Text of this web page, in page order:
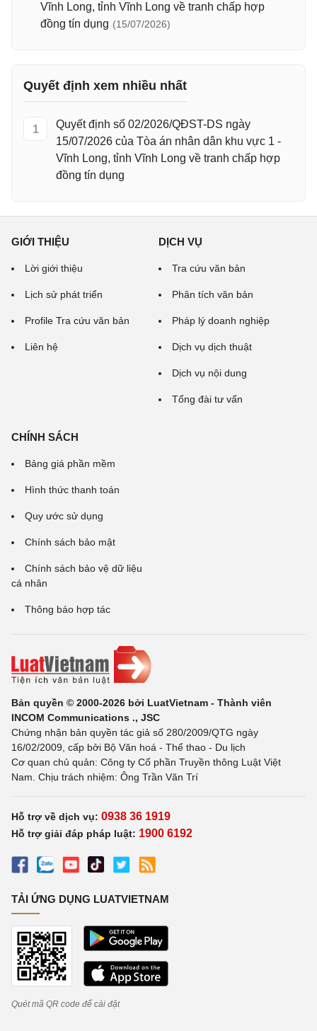
Vĩnh Long, tỉnh Vĩnh Long về tranh chấp hợp
đồng tín dụng (15/07/2026)
Quyết định xem nhiều nhất
1
Quyết định số 02/2026/QĐST-DS ngày
15/07/2026 của Tòa án nhân dân khu vực 1 -
Vĩnh Long, tỉnh Vĩnh Long về tranh chấp hợp
đồng tín dụng
GIỚI THIỆU
Lời giới thiệu
Lịch sử phát triển
Profile Tra cứu văn bản
Liên hệ
DỊCH VỤ
Tra cứu văn bản
Phân tích văn bản
Pháp lý doanh nghiệp
Dịch vụ dịch thuật
Dịch vụ nội dung
Tổng đài tư vấn
CHÍNH SÁCH
Bảng giá phần mềm
Hình thức thanh toán
Quy ước sử dụng
Chính sách bảo mật
Chính sách bảo vệ dữ liệu
cá nhân
Thông báo hợp tác
Bản quyền © 2000-2026 bởi LuatVietnam - Thành viên
INCOM Communications ., JSC
Chứng nhận bản quyền tác giả số 280/2009/QTG ngày
16/02/2009, cấp bởi Bộ Văn hoá - Thể thao - Du lịch
Cơ quan chủ quản: Công ty Cổ phần Truyền thông Luật Việt
Nam. Chịu trách nhiệm: Ông Trần Văn Trí
Hỗ trợ về dịch vụ: 0938 36 1919
Hỗ trợ giải đáp pháp luật: 1900 6192
TẢI ỨNG DỤNG LUATVIETNAM
Quét mã QR code để cài đặt